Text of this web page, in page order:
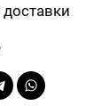
доставки